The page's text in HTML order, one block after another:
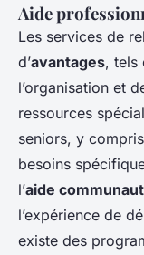
Aide
Les services de
d’avantages, tels
l’organisation et
ressources
seniors, y
besoins
l’aide
l’expérience de
existe des